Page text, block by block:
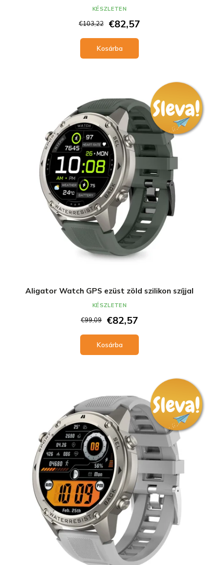
€103,22 €82,57
Kosárba
KÉSZLETEN
Aligator Watch GPS ezüst zöld szilikon szíjjal
€99,09 €82,57
Kosárba
KÉSZLETEN